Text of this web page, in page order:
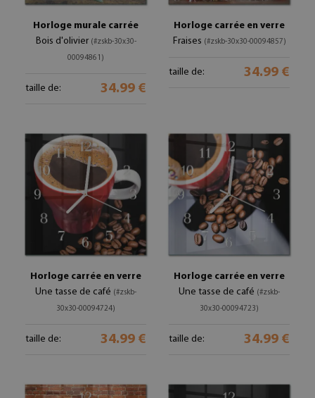
Horloge murale carrée
Bois d'olivier (#zskb-30x30-
00094861)
taille de: 34.99 €
Horloge carrée en verre
Fraises (#zskb-30x30-00094857)
taille de: 34.99 €
Horloge carrée en verre
Une tasse de café (#zskb-
30x30-00094724)
taille de: 34.99 €
Horloge carrée en verre
Une tasse de café (#zskb-
30x30-00094723)
taille de: 34.99 €